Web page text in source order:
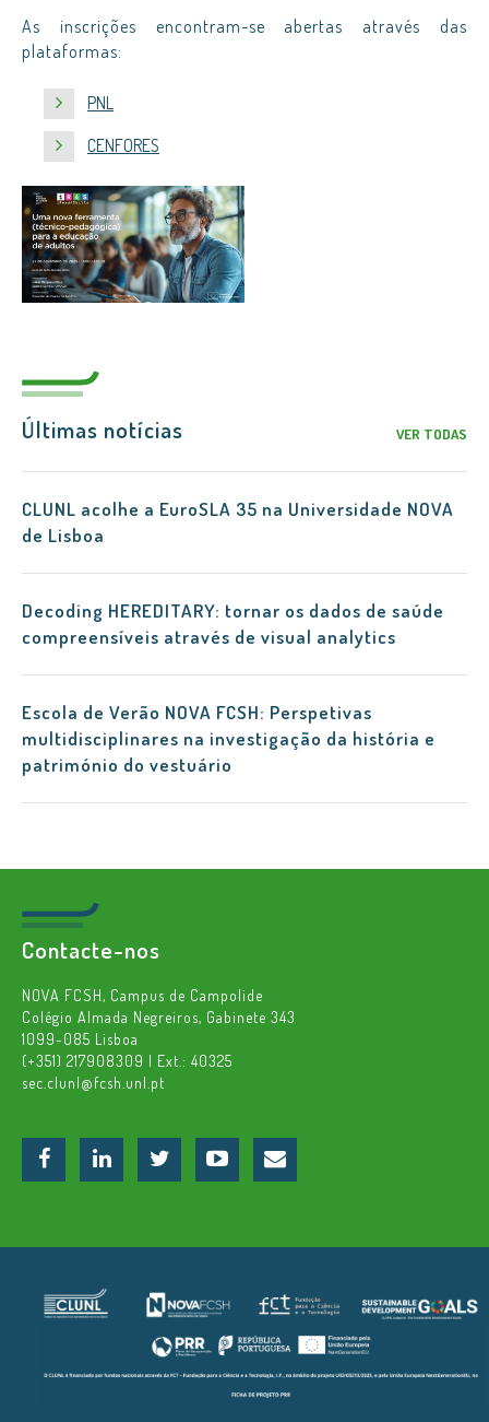
As inscrições encontram-se abertas através das
plataformas:
PNL
CENFORES
Últimas notícias VER TODAS
CLUNL acolhe a EuroSLA 35 na Universidade NOVA
de Lisboa
Decoding HEREDITARY: tornar os dados de saúde
compreensíveis através de visual analytics
Escola de Verão NOVA FCSH: Perspetivas
multidisciplinares na investigação da história e
património do vestuário
Contacte-nos
NOVA FCSH, Campus de Campolide
Colégio Almada Negreiros, Gabinete 343
1099-085 Lisboa
(+351) 217908309 | Ext.: 40325
sec.clunl@fcsh.unl.pt